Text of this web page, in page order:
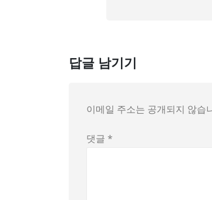
답글 남기기
이메일 주소는 공개되지 않습
댓글 *